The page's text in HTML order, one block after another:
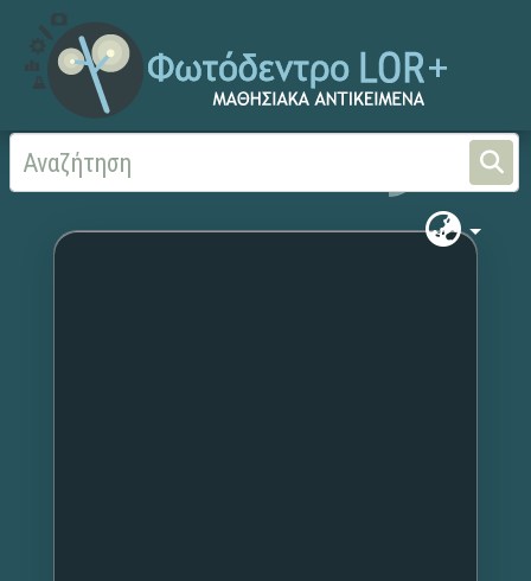
Αρχική Χωρίς τίτλο